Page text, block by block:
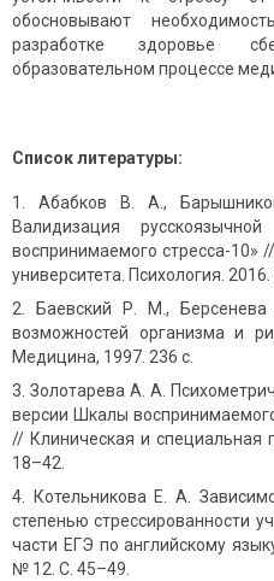
обосновывают
разработке здоровье
образовательном процессе
Список литературы:
Абабков В. А.,
Валидизация
воспринимаемого стресса-10»
университета. Психология.
Баевский Р. М.,
возможностей организма и
Медицина, 1997. 236 с.
Золотарева А. А.
версии Шкалы
// Клиническая и специальная
18–42.
Котельникова Е. А.
степенью стрессированности
части ЕГЭ по английскому
№ 12. С. 45–49.